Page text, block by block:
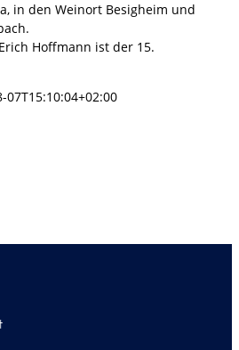
in den Weinort Besigheim und
Hoffmann ist der 15.
07T15:10:04+02:00